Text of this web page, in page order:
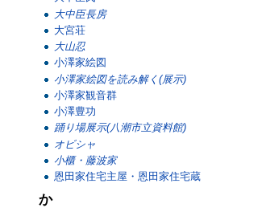
大中臣長房
大宮荘
大山忍
小澤家絵図
小澤家絵図を読み解く(展示)
小澤家観音群
小澤豊功
踊り場展示(八潮市立資料館)
オビシャ
小櫃・藤波家
恩田家住宅主屋・恩田家住宅蔵
か